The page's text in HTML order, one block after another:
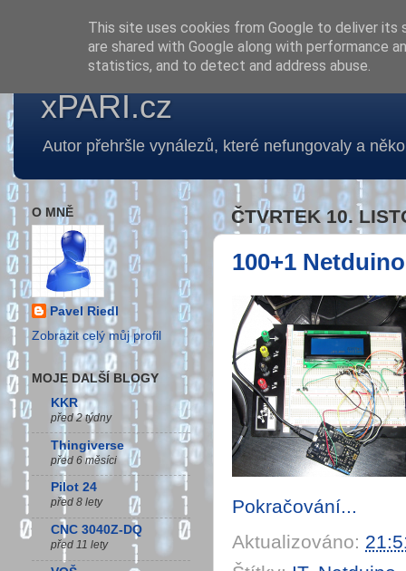
xPARI.cz
Autor přehršle vynálezů, které nefungovaly a
ČTVRTEK 10.
100+1
Pokračování...
Aktualizováno:
O MNĚ
Pavel Riedl
Zobrazit celý můj profil
MOJE DALŠÍ BLOGY
KKR
před 2 týdny
Thingiverse
před 6 měsíci
Pilot 24
před 8 lety
CNC 3040Z-DQ
před 11 lety
This site uses cookies from Google to deliver its
are shared with Google along with performance
statistics, and to detect and address abuse.